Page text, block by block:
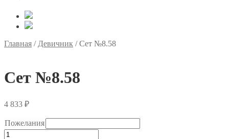
Главная / Девичник /Сет №8.58
Сет №8.58
4 833 ₽
Пожелания
Количество